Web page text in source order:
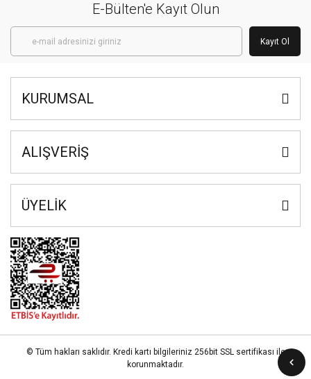
E-Bülten'e Kayıt Olun
Kayıt Ol
KURUMSAL
ALIŞVERİŞ
ÜYELİK
© Tüm hakları saklıdır. Kredi kartı bilgileriniz 256bit SSL sertifikası ile
korunmaktadır.